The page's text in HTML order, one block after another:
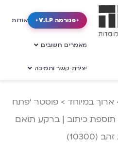
פנורמה V.I.P אודות
מאמרים חשובים
יצירת קשר ותמיכה
ארוך במיוחד > פוסטר ‘פתח
כיתוב | ברקע תואם